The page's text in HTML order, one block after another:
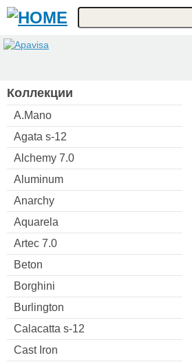
Коллекции
A.Mano
Agata s-12
Alchemy 7.0
Aluminum
Anarchy
Aquarela
Artec 7.0
Beton
Borghini
Burlington
Calacatta s-12
Cast Iron